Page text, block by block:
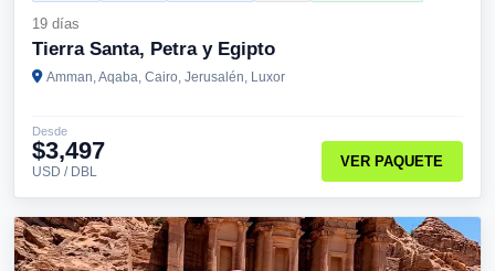
19 días
Tierra Santa, Petra y Egipto
Amman, Aqaba, Cairo, Jerusalén, Luxor
Desde
$3,497
USD / DBL
VER PAQUETE